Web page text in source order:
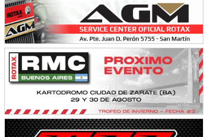
KDO - F6
Ciudad de Trenque Lauquen (Asfalto)
Trenque Lauquen (Buenos Aires)
ENTRERRIANO - F6 (POSTERGADA)
Parque de la Velocidad (Asfalto)
Villaguay (Entre Ríos)
VICTORIENSE - F7
El Cerro (Tierra)
PATAGONICO - F6
Moto Club Reginense (Tierra)